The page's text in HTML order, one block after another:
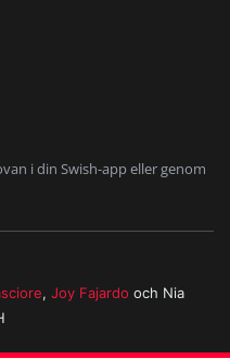
i din Swish-app eller genom
, Joy Fajardo och Nia